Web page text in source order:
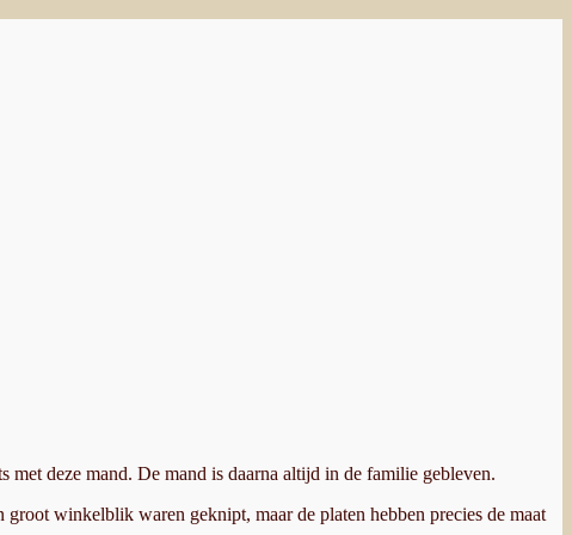
deze mand. De mand is daarna altijd in de familie gebleven.
winkelblik waren geknipt, maar de platen hebben precies de maat